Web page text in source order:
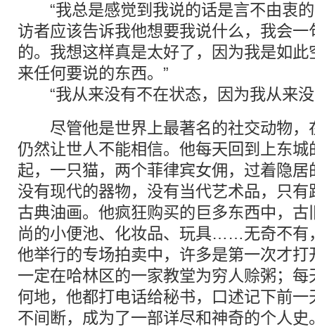
“我总是感觉到我说的话是言不由衷的
访者应该告诉我他想要我说什么，我会
的。我想这样真是太好了，因为我是如
来任何要说的东西。”
“我从来没有不在状态，因为我从来没
尽管他是世界上最著名的社交动物，
仍然让世人不能相信。他每天回到上东
起，一只猫，两个菲律宾女佣，过着隐
没有现代的器物，没有当代艺术品，只
古典油画。他疯狂购买的巨多东西中，
尚的小便池、化妆品、玩具……无奇不有
他举行的专场拍卖中，许多是第一次才
一定在哈林区的一家教堂为穷人赊粥；
何地，他都打电话给秘书，口述记下前
不间断，成为了一部详尽和神奇的个人史